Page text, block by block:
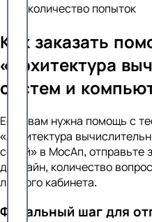
количество попыток
Как заказать
«Архитектура
систем и
Если вам нужна помощь с
«Архитектура
сетей» в МосАп, отправьте
дедлайн, количество
личного кабинета.
Финальный шаг для